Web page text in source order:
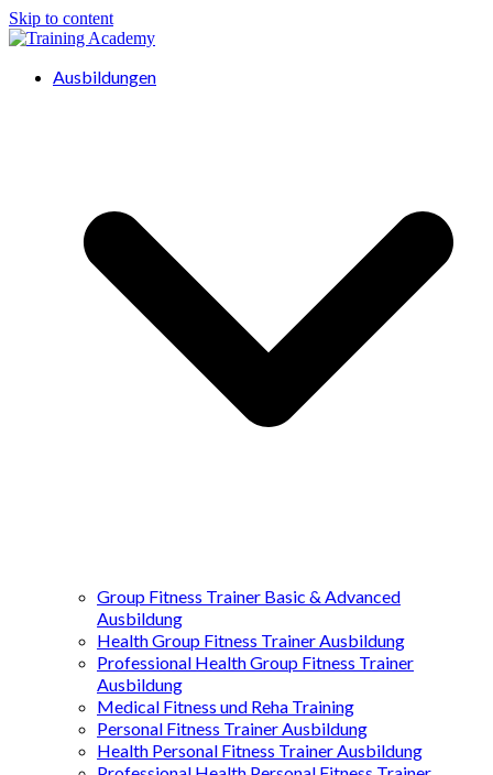
Skip to content
Ausbildungen
Group Fitness Trainer Basic & Advanced
Ausbildung
Health Group Fitness Trainer Ausbildung
Professional Health Group Fitness Trainer
Ausbildung
Medical Fitness und Reha Training
Personal Fitness Trainer Ausbildung
Health Personal Fitness Trainer Ausbildung